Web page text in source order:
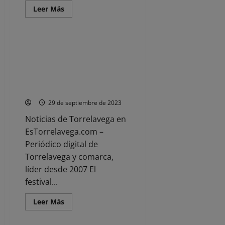
Garreta
Leer MásLeer
más
6
29
octubre
Noticias
29 de septiembre de 2023
Noticias de Torrelavega en
EsTorrelavega.com –
Periódico digital de
Torrelavega y comarca,
líder desde 2007 El
festival...
Leer MásLeer
más